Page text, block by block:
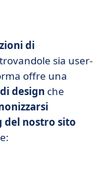
di
sia user-
offre una
design che
del nostro sito